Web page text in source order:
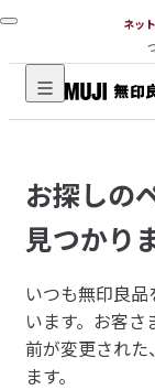
ネッ
無
品
ネ
ッ
ト
ス
ト
ア
お探しの
見つかり
いつも無印良
います。 お客さ
前が変更された
ます。